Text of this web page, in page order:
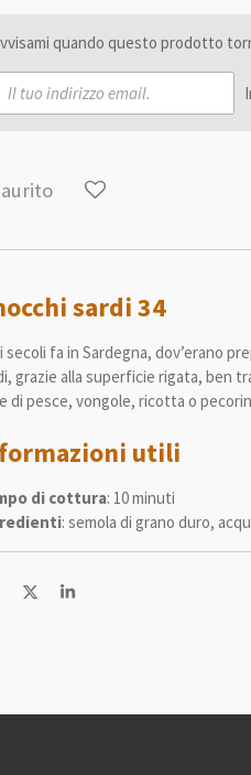
quando questo prodotto
sardi 34
secoli fa in Sardegna, dov’erano
grazie alla superficie rigata, ben
di pesce, vongole, ricotta o
utili
di cottura: 10 minuti
: semola di grano duro,
C
d
C
d